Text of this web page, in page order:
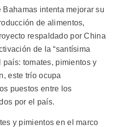
Bahamas intenta mejorar su
de alimentos,
respaldado por China
de la “santísima
país: tomates, pimientos y
este trío ocupa
puestos entre los
por el país.
y pimientos en el marco